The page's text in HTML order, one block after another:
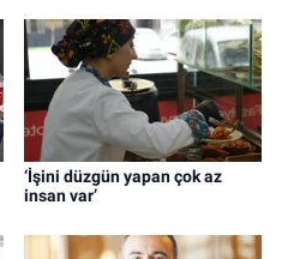
‘İşini düzgün yapan çok az
insan var’